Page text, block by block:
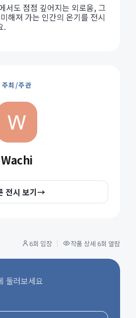
서도 점점 깊어지는 외로움, 그
해져 가는 인간의 온기를 전시
.
주최/주관
Wachi
전시 보기→
6회 입장 작품 상세 6회 열람
둘러보세요